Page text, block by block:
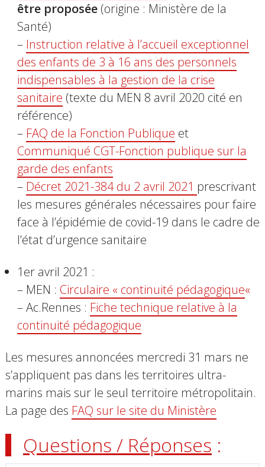
être proposée(origine : Ministère de la
Santé)
– Instruction relative à l’accueil exceptionnel
des enfants de 3 à 16 ans des personnels
indispensables à la gestion de la crise
sanitaire (texte du MEN 8 avril 2020 cité en
référence)
– FAQ de la Fonction Publique et
Communiqué CGT-Fonction publique sur la
garde des enfants
– Décret 2021-384 du 2 avril 2021 prescrivant
les mesures générales nécessaires pour faire
face à l’épidémie de covid-19 dans le cadre de
l’état d’urgence sanitaire
1er avril 2021 :
– MEN : Circulaire « continuité pédagogique«
– Ac.Rennes : Fiche technique relative à la
continuité pédagogique
Les mesures annoncées mercredi 31 mars ne
s’appliquent pas dans les territoires ultra-
marins mais sur le seul territoire métropolitain.
La page des FAQ sur le site du Ministère
Questions / Réponses :